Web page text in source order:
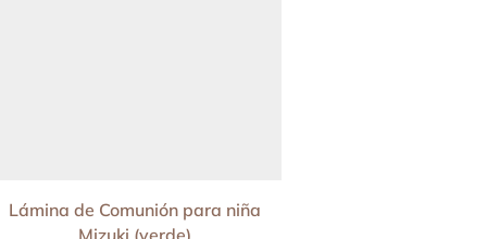
Lámina de Comunión para niña